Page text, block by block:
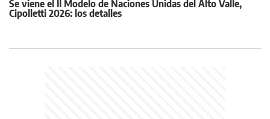
Se viene el II Modelo de Naciones Unidas del Alto Valle,
Cipolletti 2026: los detalles